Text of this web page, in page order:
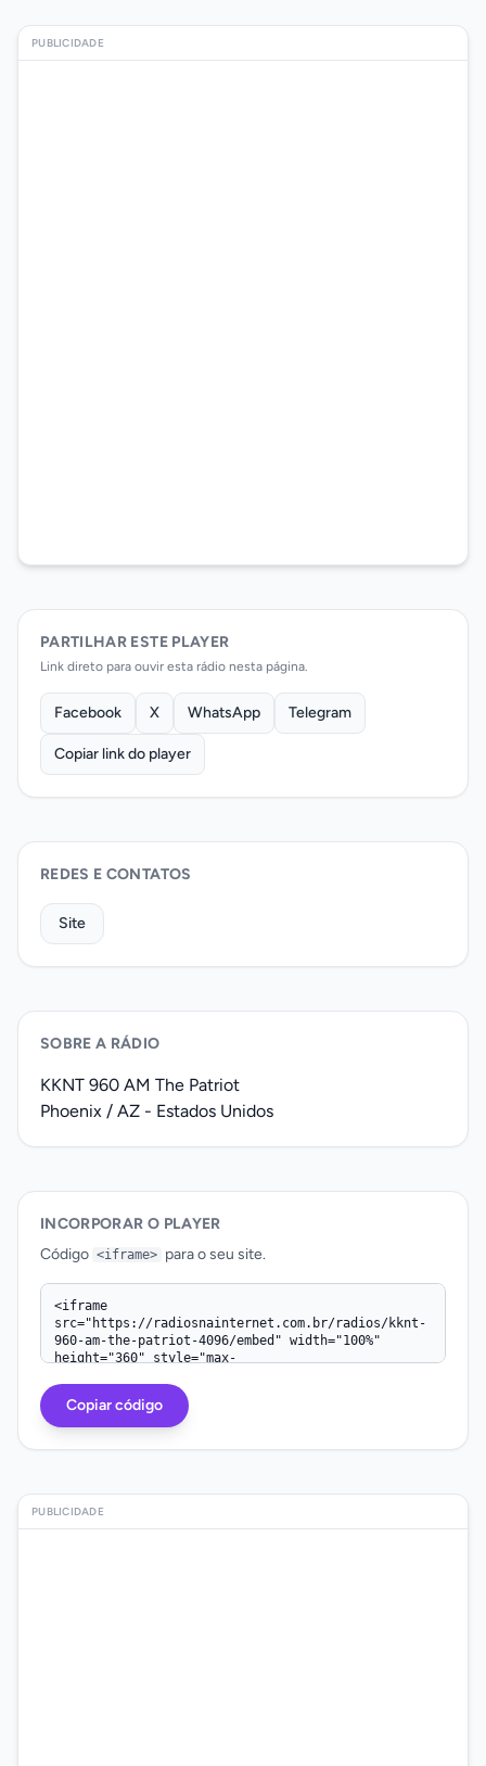
PUBLICIDADE
PARTILHAR ESTE PLAYER
Link direto para ouvir esta rádio nesta página.
Facebook X WhatsApp Telegram
Copiar link do player
REDES E CONTATOS
Site
SOBRE A RÁDIO
KKNT 960 AM The Patriot
Phoenix / AZ - Estados Unidos
INCORPORAR O PLAYER
Código <iframe> para o seu site.
Copiar código
PUBLICIDADE